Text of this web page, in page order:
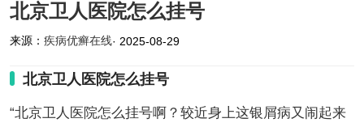
北京卫人医院怎么挂号
来源： 疾病优癣在线· 2025-08-29
北京卫人医院怎么挂号
“北京卫人医院怎么挂号啊？较近身上这银屑病又闹起来